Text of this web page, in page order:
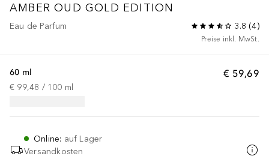
AMBER OUD GOLD EDITION
Eau de Parfum 3.8 (4)
Preise inkl. MwSt.
€ 59,69
60 ml
€ 99,48 / 100 ml
Online: auf Lager
Versandkosten